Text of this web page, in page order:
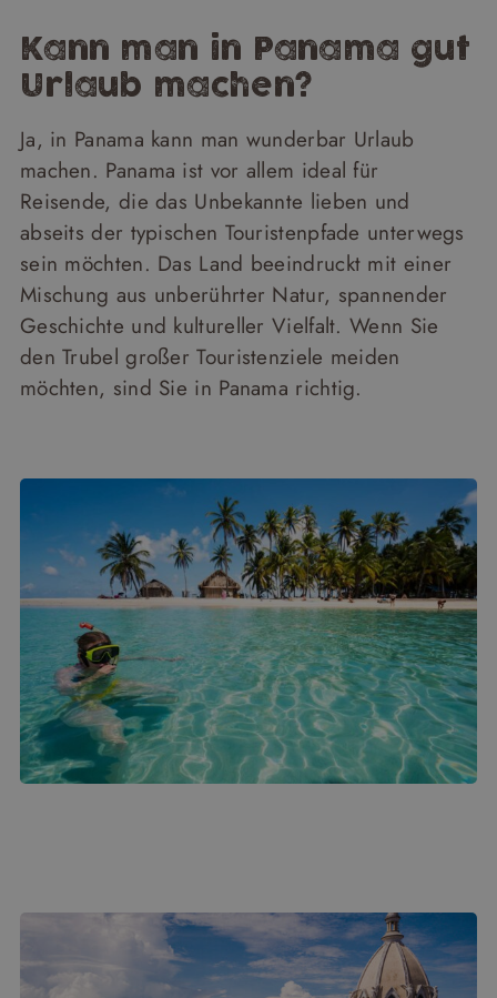
Kann man in Panama gut
Urlaub machen?
Ja, in Panama kann man wunderbar Urlaub
machen. Panama ist vor allem ideal für
Reisende, die das Unbekannte lieben und
abseits der typischen Touristenpfade unterwegs
sein möchten. Das Land beeindruckt mit einer
Mischung aus unberührter Natur, spannender
Geschichte und kultureller Vielfalt. Wenn Sie
den Trubel großer Touristenziele meiden
möchten, sind Sie in Panama richtig.